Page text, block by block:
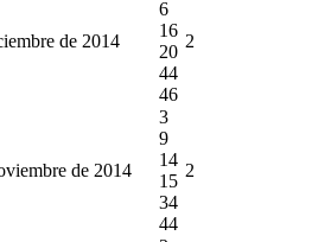
de 2014
6
16
20
44
46
2
de 2014
3
9
14
15
34
44
2